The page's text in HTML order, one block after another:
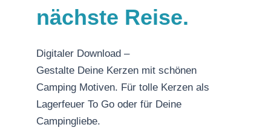
nächste Reise.
Digitaler Download –
Gestalte Deine Kerzen mit schönen
Camping Motiven. Für tolle Kerzen als
Lagerfeuer To Go oder für Deine
Campingliebe.